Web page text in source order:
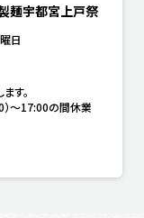
麺宇都宮上戸祭
日
す。
）～17:00の間休業